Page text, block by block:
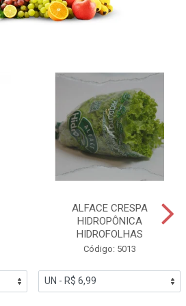
ALFACE CRESPA
HIDROPÔNICA
HIDROFOLHAS
Código: 5013